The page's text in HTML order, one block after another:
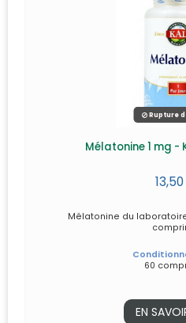
Rupture
Mélatonine 1 mg -
Mélatonine du
60
EN